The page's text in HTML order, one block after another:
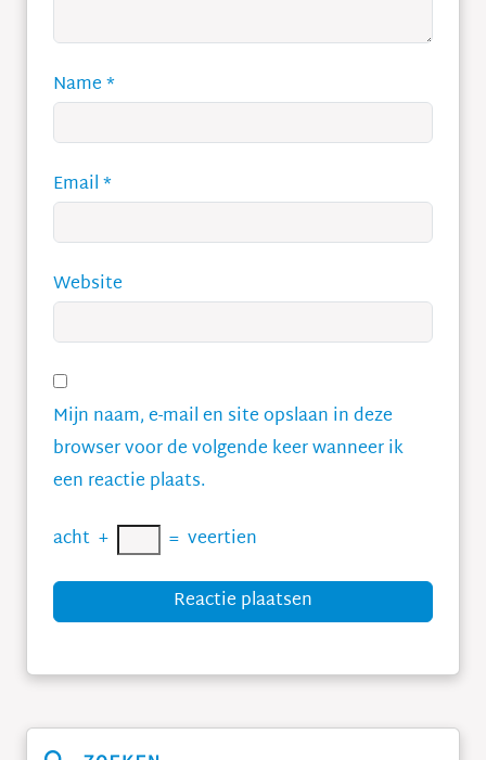
Name*
Email*
Website
Mijn naam, e-mail en site opslaan in deze
browser voor de volgende keer wanneer ik
een reactie plaats.
acht + = veertien
Reactie plaatsen